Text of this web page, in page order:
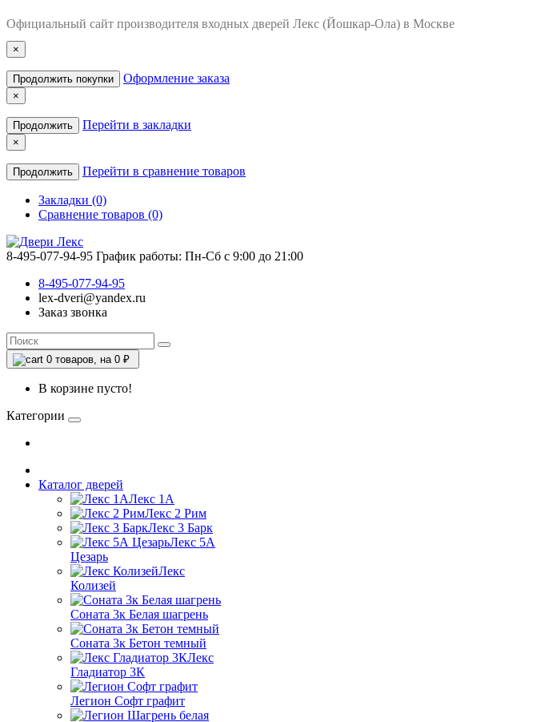
Официальный сайт производителя входных дверей Лекс (Йошкар-Ола) в Москве
×
Продолжить покупки Оформление заказа
×
Продолжить Перейти в закладки
×
Продолжить Перейти в сравнение товаров
Закладки (0)
Сравнение товаров (0)
8-495-077-94-95 График работы: Пн-Сб с 9:00 до 21:00
8-495-077-94-95
lex-dveri@yandex.ru
Заказ звонка
0 товаров, на 0 ₽
В корзине пусто!
Категории
Каталог дверей
Лекс 1А
Лекс 2 Рим
Лекс 3 Барк
Лекс 5А
Цезарь
Лекс
Колизей
Соната 3к Белая шагрень
Соната 3к Бетон темный
Лекс
Гладиатор 3К
Легион Софт графит